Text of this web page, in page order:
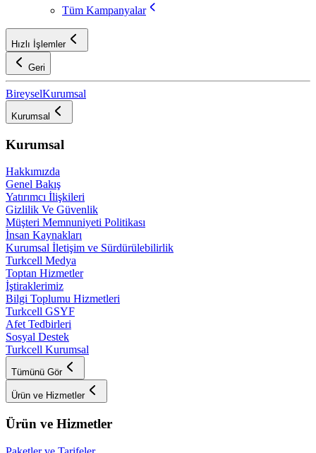
Tüm Kampanyalar
Hızlı İşlemler
Geri
BireyselKurumsal
Kurumsal
Kurumsal
Hakkımızda
Genel Bakış
Yatırımcı İlişkileri
Gizlilik Ve Güvenlik
Müşteri Memnuniyeti Politikası
İnsan Kaynakları
Kurumsal İletişim ve Sürdürülebilirlik
Turkcell Medya
Toptan Hizmetler
İştiraklerimiz
Bilgi Toplumu Hizmetleri
Turkcell GSYF
Afet Tedbirleri
Sosyal Destek
Turkcell Kurumsal
Tümünü Gör
Ürün ve Hizmetler
Ürün ve Hizmetler